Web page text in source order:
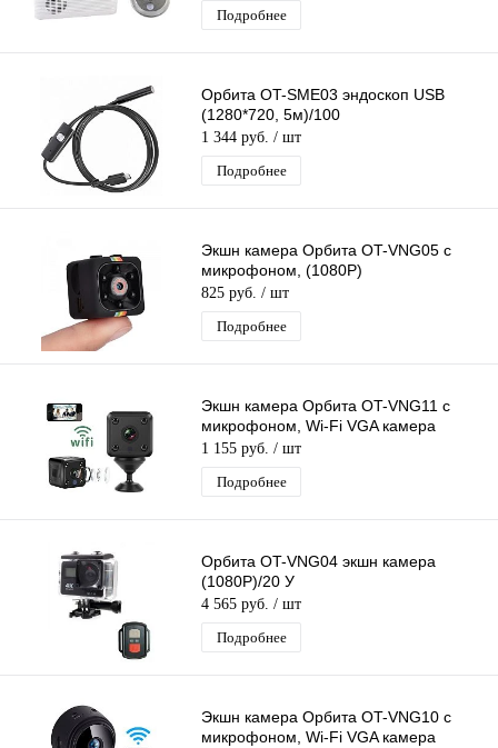
Подробнее
Орбита OT-SME03 эндоскоп USB
(1280*720, 5м)/100
1 344 руб. / шт
Подробнее
Экшн камера Орбита OT-VNG05 с
микрофоном, (1080P)
825 руб. / шт
Подробнее
Экшн камера Орбита OT-VNG11 с
микрофоном, Wi-Fi VGA камера
1 155 руб. / шт
Подробнее
Орбита OT-VNG04 экшн камера
(1080P)/20 У
4 565 руб. / шт
Подробнее
Экшн камера Орбита OT-VNG10 с
микрофоном, Wi-Fi VGA камера